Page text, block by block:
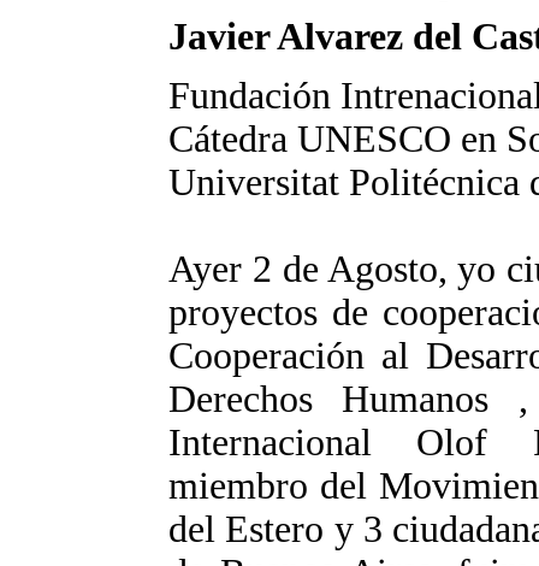
Javier Alvarez del
Fundación
Cátedra UNESCO en
Universitat Politécnica
Ayer 2 de Agosto, yo
proyectos de
Cooperación al
Derechos
Internacional Olof
miembro del
del Estero y 3